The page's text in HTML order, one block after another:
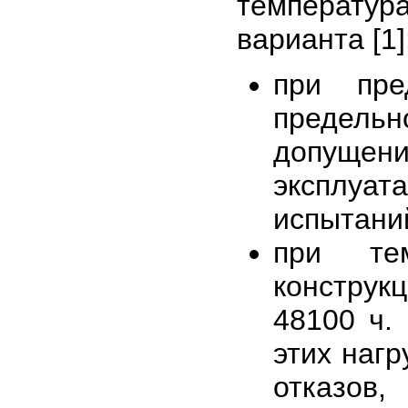
варианта
при
при
48100 ч.
этих